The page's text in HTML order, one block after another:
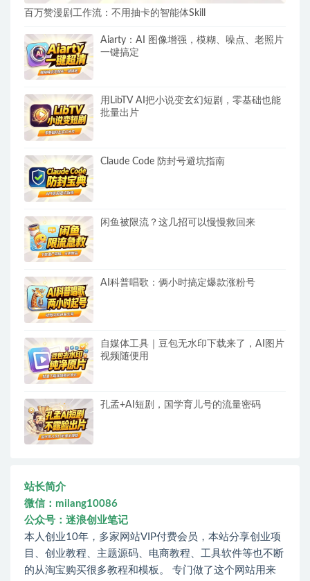
百万赞漫剧工作流：不用抽卡的智能体Skill
Aiarty：AI 图像增强，模糊、噪点、老照片
一键搞定
用LibTV AI把小说变玄幻短剧，零基础也能
批量出片
Claude Code 防封号避坑指南
闲鱼被限流？这几招可以慢慢救回来
AI科普唱歌：俩小时搞定爆款涨粉号
自媒体工具｜豆包无水印下载来了，AI图片
视频随便用
孔孟+AI短剧，国学育儿号的流量密码
站长简介
微信：milang10086
公众号：迷浪创业笔记
本人创业10年，多家网站VIP付费会员，本站分享创业项
目、创业教程、主题源码、电商教程、工具软件等也不断
的从淘宝购买很多教程和模板。 专门做了这个网站用来